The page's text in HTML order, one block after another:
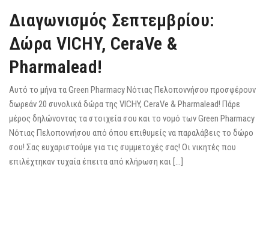
Διαγωνισμός Σεπτεμβρίου:
Δώρα VICHY, CeraVe &
Pharmalead!
Αυτό το μήνα τα Green Pharmacy Νότιας Πελοποννήσου προσφέρουν
δωρεάν 20 συνολικά δώρα της VICHY, CeraVe & Pharmalead! Πάρε
μέρος δηλώνοντας τα στοιχεία σου και το νομό των Green Pharmacy
Νότιας Πελοποννήσου από όπου επιθυμείς να παραλάβεις το δώρο
σου! Σας ευχαριστούμε για τις συμμετοχές σας! Οι νικητές που
επιλέχτηκαν τυχαία έπειτα από κλήρωση και […]